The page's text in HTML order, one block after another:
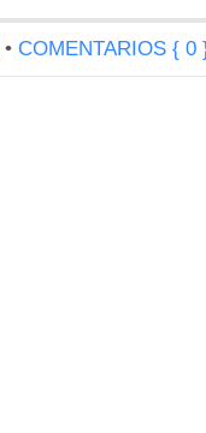
• COMENTARIOS { 0